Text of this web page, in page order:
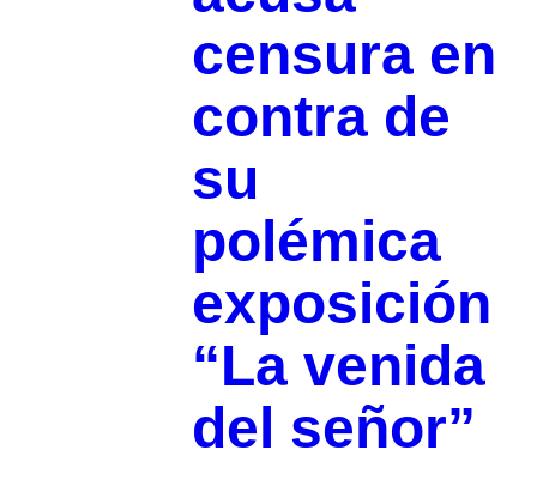
censura en
contra de
su
polémica
exposición
“La venida
del señor”